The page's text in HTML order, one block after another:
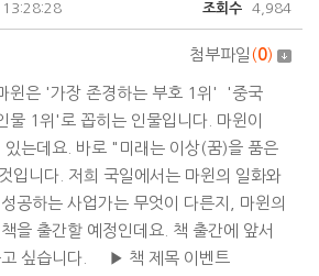
조회수 4,984
첨부파일 (0)
윈은 '가장 존경하는 부호 1위' '중국
물 1위'로 꼽히는 인물입니다. 마윈이
있는데요. 바로 "미래는 이상(꿈)을 품은
입니다. 저희 국일에서는 마윈의 일화와
공하는 사업가는 무엇이 다른지, 마윈의
을 출간할 예정인데요. 책 출간에 앞서
고 싶습니다. ▶ 책 제목 이벤트